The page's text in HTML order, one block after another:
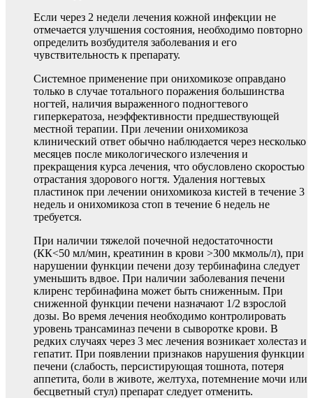
Если через 2 недели лечения кожной инфекции не
отмечается улучшения состояния, необходимо повторно
определить возбудителя заболевания и его
чувствительность к препарату.
Системное применение при онихомикозе оправдано
только в случае тотального поражения большинства
ногтей, наличия выраженного подногтевого
гиперкератоза, неэффективности предшествующей
местной терапии. При лечении онихомикоза
клинический ответ обычно наблюдается через несколько
месяцев после микологического излечения и
прекращения курса лечения, что обусловлено скоростью
отрастания здорового ногтя. Удаления ногтевых
пластинок при лечении онихомикоза кистей в течение 3
недель и онихомикоза стоп в течение 6 недель не
требуется.
При наличии тяжелой почечной недостаточности
(КК<50 мл/мин, креатинин в крови >300 мкмоль/л), при
нарушении функции печени дозу тербинафина следует
уменьшить вдвое. При наличии заболевания печени
клиренс тербинафина может быть сниженным. При
сниженной функции печени назначают 1/2 взрослой
дозы. Во время лечения необходимо контролировать
уровень трансаминаз печени в сыворотке крови. В
редких случаях через 3 мес лечения возникает холестаз и
гепатит. При появлении признаков нарушения функции
печени (слабость, персистирующая тошнота, потеря
аппетита, боли в животе, желтуха, потемнение мочи или
бесцветный стул) препарат следует отменить.